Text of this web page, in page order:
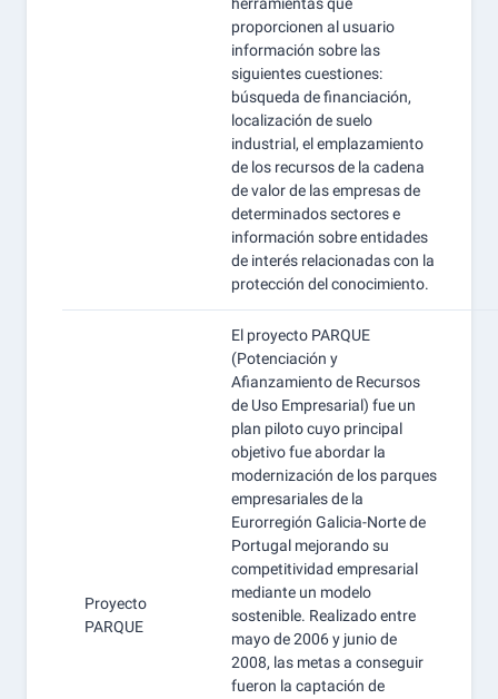
proporcionen al usuario
información sobre las
siguientes cuestiones:
búsqueda de financiación,
localización de suelo
industrial, el emplazamiento
de los recursos de la cadena
de valor de las empresas de
determinados sectores e
información sobre entidades
de interés relacionadas con la
protección del conocimiento.
Proyecto
PARQUE
El proyecto PARQUE
(Potenciación y
Afianzamiento de Recursos
de Uso Empresarial) fue un
plan piloto cuyo principal
objetivo fue abordar la
modernización de los parques
empresariales de la
Eurorregión Galicia-Norte de
Portugal mejorando su
competitividad empresarial
mediante un modelo
sostenible. Realizado entre
mayo de 2006 y junio de
2008, las metas a conseguir
fueron la captación de